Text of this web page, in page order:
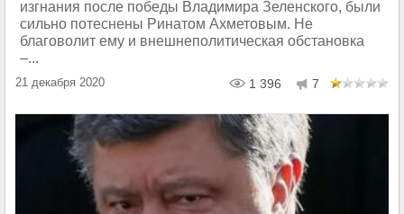
изгнания после победы Владимира Зеленского, были
сильно потеснены Ринатом Ахметовым. Не
благоволит ему и внешнеполитическая обстановка
–...
21 декабря 2020 1 396 7